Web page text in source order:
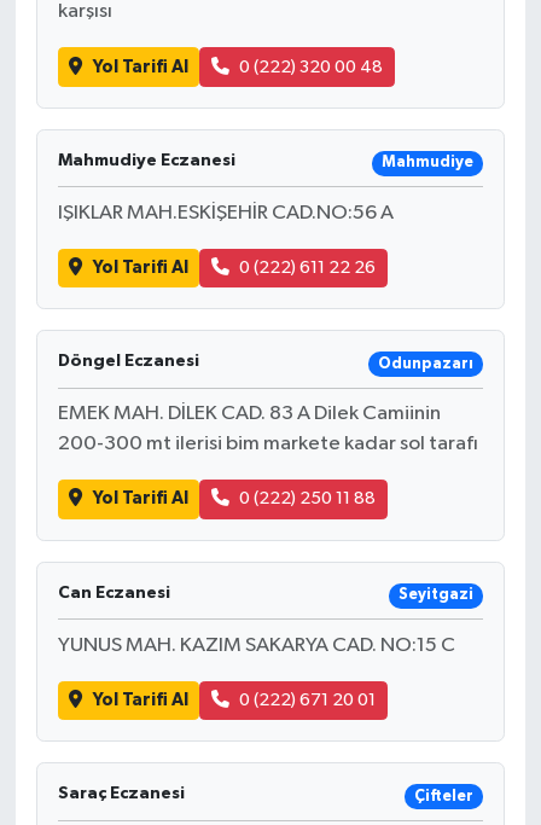
karşısı
Yol Tarifi Al 0 (222) 320 00 48
Mahmudiye Eczanesi Mahmudiye
IŞIKLAR MAH.ESKİŞEHİR CAD.NO:56 A
Yol Tarifi Al 0 (222) 611 22 26
Döngel Eczanesi Odunpazarı
EMEK MAH. DİLEK CAD. 83 A Dilek Camiinin
200-300 mt ilerisi bim markete kadar sol tarafı
Yol Tarifi Al 0 (222) 250 11 88
Can Eczanesi Seyitgazi
YUNUS MAH. KAZIM SAKARYA CAD. NO:15 C
Yol Tarifi Al 0 (222) 671 20 01
Saraç Eczanesi Çifteler